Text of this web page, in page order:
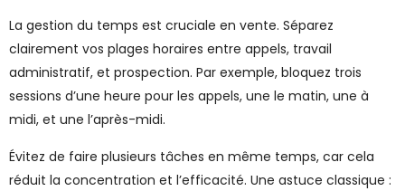
La gestion du temps est cruciale en vente. Séparez
clairement vos plages horaires entre appels, travail
administratif, et prospection. Par exemple, bloquez trois
sessions d’une heure pour les appels, une le matin, une à
midi, et une l’après-midi.
Évitez de faire plusieurs tâches en même temps, car cela
réduit la concentration et l’efficacité. Une astuce classique :